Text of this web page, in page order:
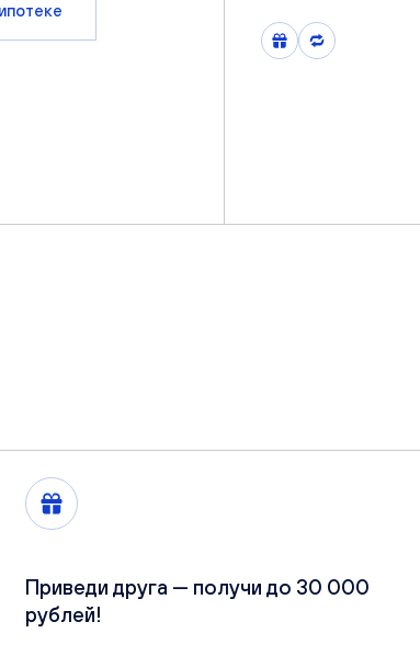
Приведи друга — получи до 30 000
рублей!